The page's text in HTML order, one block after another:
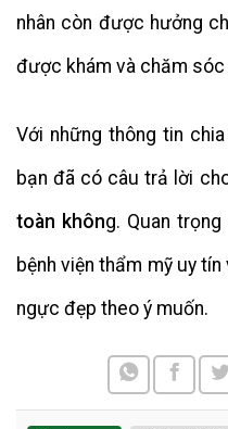
nhân còn được hưởng
được khám và chăm sóc
Với những thông tin
bạn đã có câu trả lời
toàn không. Quan
bệnh viện thẩm mỹ uy
ngực đẹp theo ý muốn.